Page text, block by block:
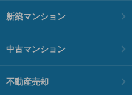
新築マンション
中古マンション
不動産売却